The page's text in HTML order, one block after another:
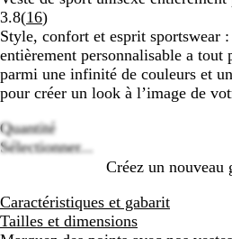
et
moins
pour
zoomer
et
les
touches
fléchées
pour
défiler
et
pour
zoomer
et
les
pour
faire
défiler
et
pour
zoomer
et
les
faire
défiler
3.8(16Lire
les
16
avis
)
Style, confort et esprit sportswear
entièrement personnalisable a tout
parmi une infinité de couleurs et
pour créer un look à l’image de
Quantité
Sélectionner...
Créez un nouveau
Caractéristiques et gabarit
Tailles et dimensions